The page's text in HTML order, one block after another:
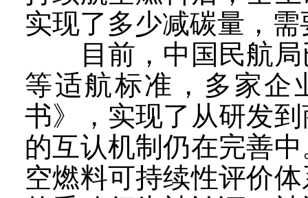
实现了多少减碳量，
目前，中国民航局
等适航标准，多家企
书》，实现了从研发
的互认机制仍在完善
空燃料可持续性评价